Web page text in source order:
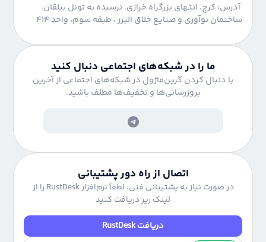
آدرس: کرج، انتهای بزرگراه خرازی، نرسیده به تونل بیلقان،
ساختمان نوآوری و صنایع خلاق البرز ، طبقه سوم، واحد 414
ما را در شبکه‌های اجتماعی دنبال کنید
با دنبال کردن گرین‌ماژول در شبکه‌های اجتماعی از آخرین
بروزرسانی‌ها و تخفیف‌ها مطلف باشید.
اتصال از راه دور پشتیبانی
در صورت نیاز به پشتیبانی فنی، لطفاً نرم‌افزار RustDesk را از
لینک زیر دریافت کنید
دریافت RustDesk